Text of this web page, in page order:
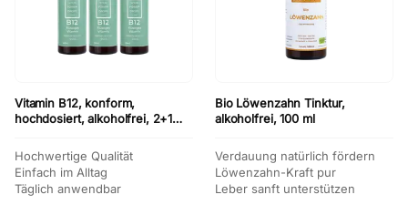
Vitamin B12, konform,
hochdosiert, alkoholfrei, 2+1
Hochwertige Qualität
Einfach im Alltag
Täglich anwendbar
Bio Löwenzahn Tinktur,
alkoholfrei, 100 ml
Verdauung natürlich fördern
Löwenzahn-Kraft pur
Leber sanft unterstützen